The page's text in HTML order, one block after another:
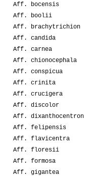
Aff. bocensis
Aff. boolii
Aff. brachytrichion
Aff. candida
Aff. carnea
Aff. chionocephala
Aff. conspicua
Aff. crinita
Aff. crucigera
Aff. discolor
Aff. dixanthocentron
Aff. felipensis
Aff. flavicentra
Aff. floresii
Aff. formosa
Aff. gigantea